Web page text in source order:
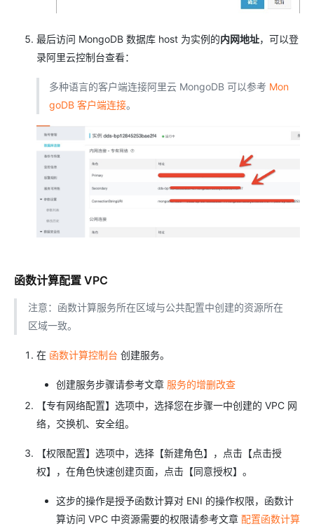
最后访问 MongoDB 数据库 host 为实例的内网地址，可以登
录阿里云控制台查看：
多种语言的客户端连接阿里云 MongoDB 可以参考 Mon
goDB 客户端连接。
函数计算配置 VPC
注意：函数计算服务所在区域与公共配置中创建的资源所在
区域一致。
在 函数计算控制台 创建服务。
创建服务步骤请参考文章 服务的增删改查
【专有网络配置】选项中，选择您在步骤一中创建的 VPC 网
络，交换机、安全组。
【权限配置】选项中，选择【新建角色】，点击【点击授
权】，在角色快速创建页面，点击【同意授权】。
这步的操作是授予函数计算对 ENI 的操作权限，函数计
算访问 VPC 中资源需要的权限请参考文章 配置函数计算